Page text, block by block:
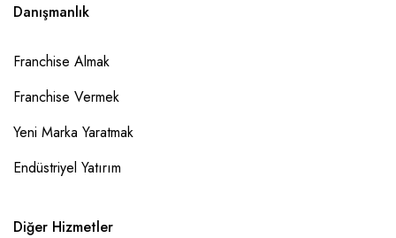
Danışmanlık
Franchise Almak
Franchise Vermek
Yeni Marka Yaratmak
Endüstriyel Yatırım
Diğer Hizmetler